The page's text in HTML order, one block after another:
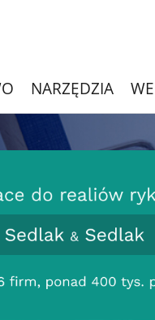
NARZĘDZIA